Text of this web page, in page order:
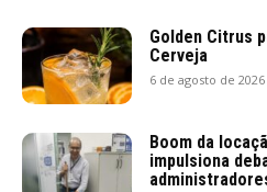
Golden Citrus
Cerveja
6 de agosto de 2026
Boom da
impulsiona